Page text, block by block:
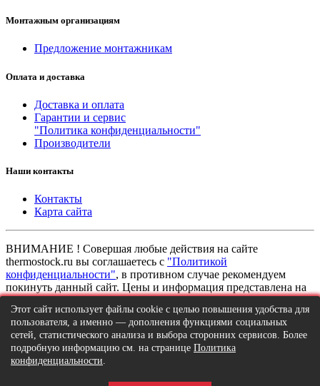
Монтажным организациям
Предложение монтажникам
Оплата и доставка
Доставка и оплата
Гарантии и сервис
"Политика конфиденциальности"
Производители
Наши контакты
Контакты
Карта сайта
ВНИМАНИЕ ! Совершая любые действия на сайте
thermostock.ru вы соглашаетесь с "Политикой
конфиденциальности", в противном случае рекомендуем
покинуть данный сайт. Цены и информация представлена на
данном сайте в ознакомительных целях и не являются
публичной офертой ни при каких обстоятельствах!
ТермоСток - все для отопления и водоснабжения © 2026
Этот сайт использует файлы cookie с целью повышения удобства для
пользователя, а именно — дополнения функциями социальных
сетей, статистического анализа и выбора сторонних сервисов. Более
подробную информацию см. на странице Политика
конфиденциальности.